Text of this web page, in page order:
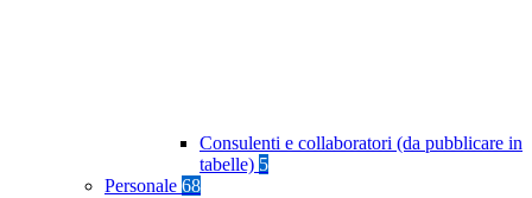
Consulenti e collaboratori (da pubblicare in
tabelle) 5
Personale 68